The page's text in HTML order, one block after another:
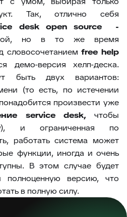
Так, отлично себя
desk open source
-
но в то же время
словосочетаниемfree help
демо-версия хелп-деска.
быть двух вариантов:
(то есть, по истечении
произвести уже
service desk, чтобы
и ограниченная по
работать система может
функции, иногда и очень
В этом случае будет
полноценную версию, что
в полную силу.